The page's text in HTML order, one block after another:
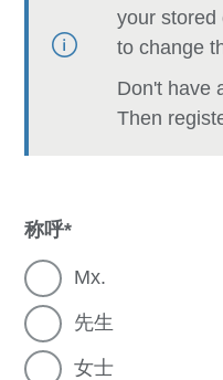
your stored
to change
Don't have
Then
称呼
Mx.
先生
女士